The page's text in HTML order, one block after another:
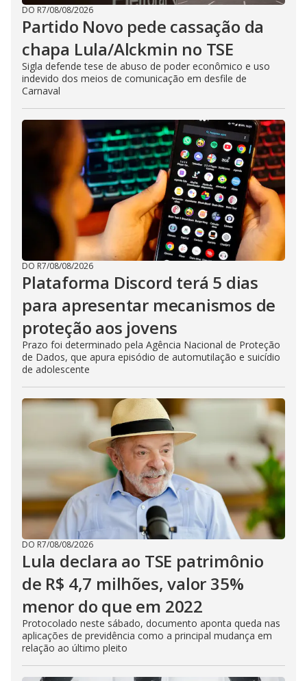
DO R7/08/08/2026
Partido Novo pede cassação da
chapa Lula/Alckmin no TSE
Sigla defende tese de abuso de poder econômico e uso
indevido dos meios de comunicação em desfile de
Carnaval
DO R7/08/08/2026
Plataforma Discord terá 5 dias
para apresentar mecanismos de
proteção aos jovens
Prazo foi determinado pela Agência Nacional de Proteção
de Dados, que apura episódio de automutilação e suicídio
de adolescente
DO R7/08/08/2026
Lula declara ao TSE patrimônio
de R$ 4,7 milhões, valor 35%
menor do que em 2022
Protocolado neste sábado, documento aponta queda nas
aplicações de previdência como a principal mudança em
relação ao último pleito